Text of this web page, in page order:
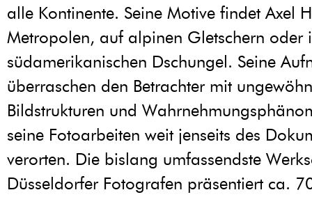
alle Kontinente. Seine Motive findet Axel
Metropolen, auf alpinen Gletschern oder
südamerikanischen Dschungel. Seine
überraschen den Betrachter mit
Bildstrukturen und
seine Fotoarbeiten weit jenseits des
verorten. Die bislang umfassendste
Düsseldorfer Fotografen präsentiert ca.